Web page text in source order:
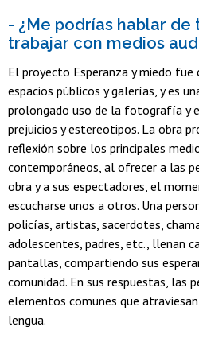
- ¿Me podrías hablar de
trabajar con medios
El proyecto Esperanza y miedo fue
espacios públicos y galerías, y es
prolongado uso de la fotografía y
prejuicios y estereotipos. La obra
reflexión sobre los principales
contemporáneos, al ofrecer a las
obra y a sus espectadores, el
escucharse unos a otros. Una
policías, artistas, sacerdotes,
adolescentes, padres, etc., llenan
pantallas, compartiendo sus
comunidad. En sus respuestas, las
elementos comunes que
lengua.